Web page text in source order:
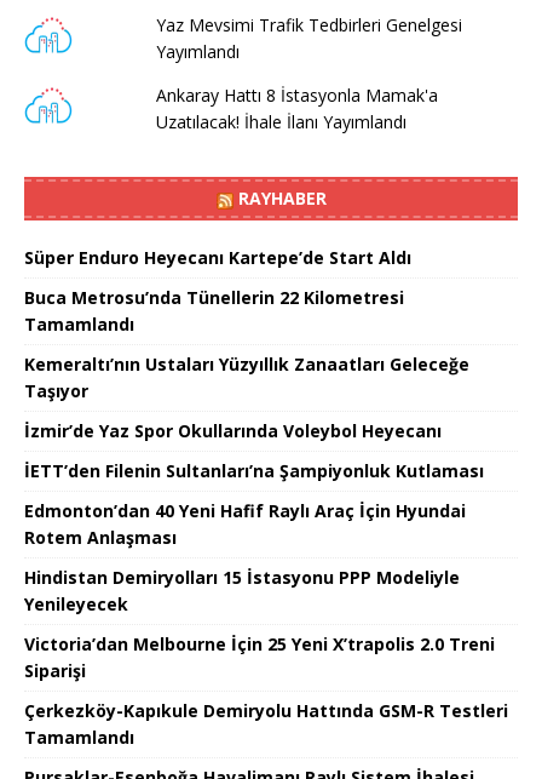
Yaz Mevsimi Trafik Tedbirleri Genelgesi
Yayımlandı
Ankaray Hattı 8 İstasyonla Mamak'a
Uzatılacak! İhale İlanı Yayımlandı
RAYHABER
Süper Enduro Heyecanı Kartepe’de Start Aldı
Buca Metrosu’nda Tünellerin 22 Kilometresi
Tamamlandı
Kemeraltı’nın Ustaları Yüzyıllık Zanaatları Geleceğe
Taşıyor
İzmir’de Yaz Spor Okullarında Voleybol Heyecanı
İETT’den Filenin Sultanları’na Şampiyonluk Kutlaması
Edmonton’dan 40 Yeni Hafif Raylı Araç İçin Hyundai
Rotem Anlaşması
Hindistan Demiryolları 15 İstasyonu PPP Modeliyle
Yenileyecek
Victoria’dan Melbourne İçin 25 Yeni X’trapolis 2.0 Treni
Siparişi
Çerkezköy-Kapıkule Demiryolu Hattında GSM-R Testleri
Tamamlandı